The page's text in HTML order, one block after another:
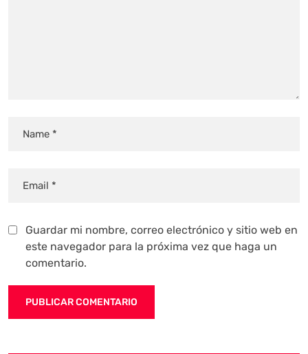
Guardar mi nombre, correo electrónico y sitio web en
este navegador para la próxima vez que haga un
comentario.